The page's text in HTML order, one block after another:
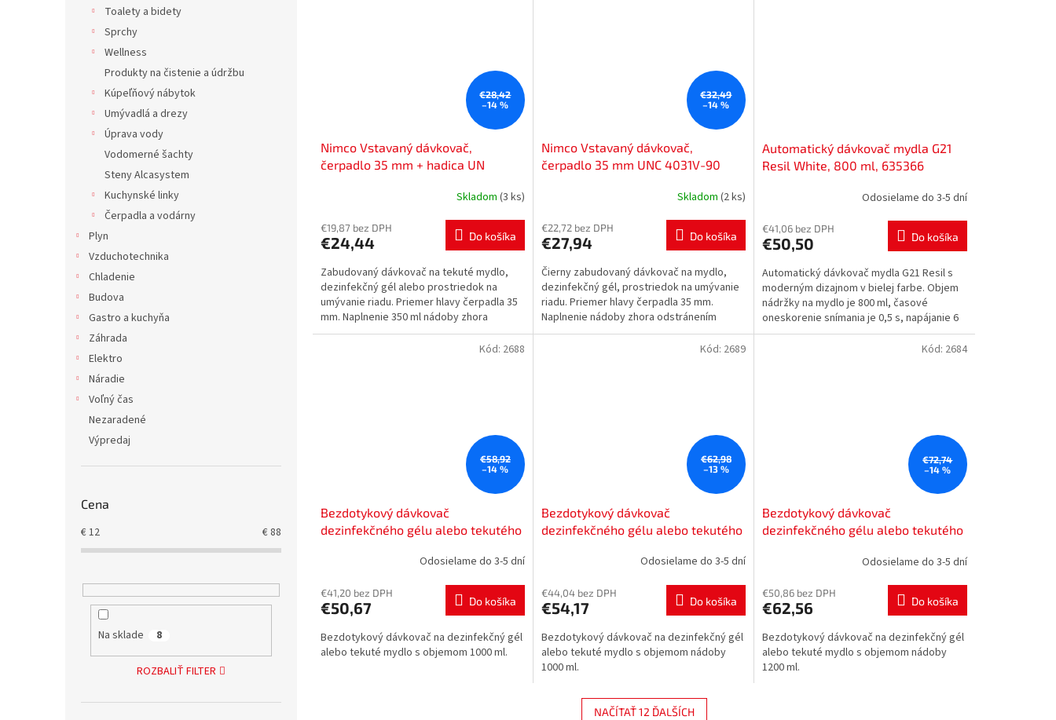
Toalety a bidety
Sprchy
Wellness
Produkty na čistenie a údržbu
Kúpeľňový nábytok
Umývadlá a drezy
Úprava vody
Vodomerné šachty
Steny Alcasystem
Kuchynské linky
Čerpadla a vodárny
Plyn
Vzduchotechnika
Chladenie
Budova
Gastro a kuchyňa
Záhrada
Elektro
Náradie
Voľný čas
Nezaradené
Výpredaj
Cena
€12 €88
Na sklade 8
ROZBALIŤ FILTER
€28,42
–14 %
Nimco Vstavaný dávkovač,
čerpadlo 35 mm + hadica UN
Skladom (3 ks)
€19,87 bez DPH
€24,44 Do košíka
Zabudovaný dávkovač na tekuté mydlo,
dezinfekčný gél alebo prostriedok na
umývanie riadu. Priemer hlavy čerpadla 35
mm. Naplnenie 350 ml nádoby zhora
odobratím čerpadla.
€32,49
–14 %
Nimco Vstavaný dávkovač,
čerpadlo 35 mm UNC 4031V-90
Skladom (2 ks)
€22,72 bez DPH
€27,94 Do košíka
Čierny zabudovaný dávkovač na mydlo,
dezinfekčný gél, prostriedok na umývanie
riadu. Priemer hlavy čerpadla 35 mm.
Naplnenie nádoby zhora odstránením
čerpadla.
Automatický dávkovač mydla G21
Resil White, 800 ml, 635366
Odosielame do 3-5 dní
€41,06 bez DPH
€50,50 Do košíka
Automatický dávkovač mydla G21 Resil s
moderným dizajnom v bielej farbe. Objem
nádržky na mydlo je 800 ml, časové
oneskorenie snímania je 0,5 s, napájanie 6
batériami AA....
€58,92
–14 %
Bezdotykový dávkovač
dezinfekčného gélu alebo tekutého
Odosielame do 3-5 dní
€41,20 bez DPH
€50,67 Do košíka
Bezdotykový dávkovač na dezinfekčný gél
alebo tekuté mydlo s objemom 1000 ml.
Kód: 2688
€62,98
–13 %
Bezdotykový dávkovač
dezinfekčného gélu alebo tekutého
Odosielame do 3-5 dní
€44,04 bez DPH
€54,17 Do košíka
Bezdotykový dávkovač na dezinfekčný gél
alebo tekuté mydlo s objemom nádoby
1000 ml.
Kód: 2689
€72,74
–14 %
Bezdotykový dávkovač
dezinfekčného gélu alebo tekutého
Odosielame do 3-5 dní
€50,86 bez DPH
€62,56 Do košíka
Bezdotykový dávkovač na dezinfekčný gél
alebo tekuté mydlo s objemom nádoby
1200 ml.
Kód: 2684
NAČÍTAŤ 12 ĎALŠÍCH